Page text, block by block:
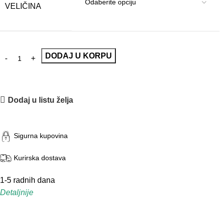
VELIČINA
DODAJ U KORPU
Dodaj u listu želja
Sigurna kupovina
Kurirska dostava
1-5 radnih dana
Detaljnije